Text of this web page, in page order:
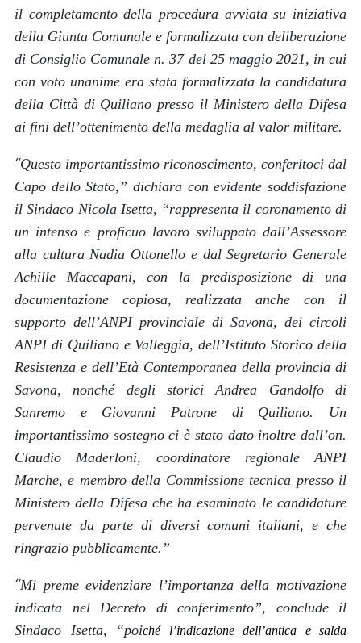
il completamento della procedura avviata su iniziativa
della Giunta Comunale e formalizzata con deliberazione
di Consiglio Comunale n. 37 del 25 maggio 2021, in cui
con voto unanime era stata formalizzata la candidatura
della Città di Quiliano presso il Ministero della Difesa
ai fini dell’ottenimento della medaglia al valor militare.
“Questo importantissimo riconoscimento, conferitoci dal
Capo dello Stato,” dichiara con evidente soddisfazione
il Sindaco Nicola Isetta, “rappresenta il coronamento di
un intenso e proficuo lavoro sviluppato dall’Assessore
alla cultura Nadia Ottonello e dal Segretario Generale
Achille Maccapani, con la predisposizione di una
documentazione copiosa, realizzata anche con il
supporto dell’ANPI provinciale di Savona, dei circoli
ANPI di Quiliano e Valleggia, dell’Istituto Storico della
Resistenza e dell’Età Contemporanea della provincia di
Savona, nonché degli storici Andrea Gandolfo di
Sanremo e Giovanni Patrone di Quiliano. Un
importantissimo sostegno ci è stato dato inoltre dall’on.
Claudio Maderloni, coordinatore regionale ANPI
Marche, e membro della Commissione tecnica presso il
Ministero della Difesa che ha esaminato le candidature
pervenute da parte di diversi comuni italiani, e che
ringrazio pubblicamente.”
“Mi preme evidenziare l’importanza della motivazione
indicata nel Decreto di conferimento”, conclude il
Sindaco Isetta, “poiché l’indicazione dell’antica e salda